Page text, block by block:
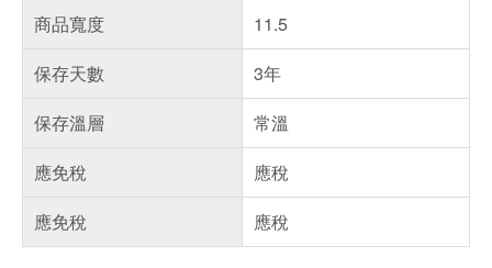
商品寬度
11.5
保存天數
3年
保存溫層
常溫
應免稅
應稅
應免稅
應稅